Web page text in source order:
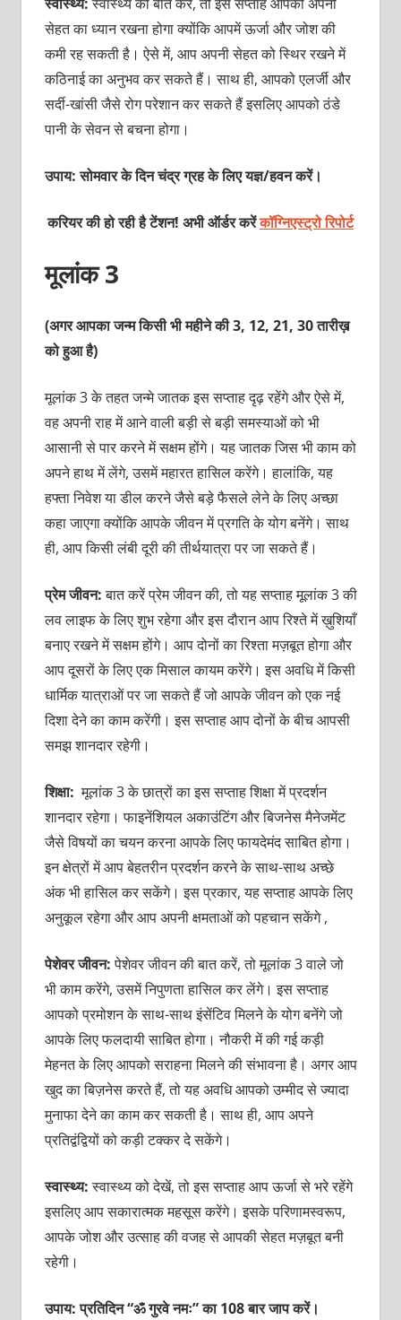
स्वास्थ्य:स्वास्थ्य की बात करें, तो इस सप्ताह आपको अपनी
सेहत का ध्यान रखना होगा क्योंकि आपमें ऊर्जा और जोश की
कमी रह सकती है। ऐसे में, आप अपनी सेहत को स्थिर रखने में
कठिनाई का अनुभव कर सकते हैं। साथ ही, आपको एलर्जी और
सर्दी-खांसी जैसे रोग परेशान कर सकते हैं इसलिए आपको ठंडे
पानी के सेवन से बचना होगा।
उपाय: सोमवार के दिन चंद्र ग्रह के लिए यज्ञ/हवन करें।
करियर की हो रही है टेंशन! अभी ऑर्डर करेंकॉग्निएस्ट्रो रिपोर्ट
मूलांक 3
(अगर आपका जन्म किसी भी महीने की 3, 12, 21, 30 तारीख़
को हुआ है)
मूलांक 3 के तहत जन्मे जातक इस सप्ताह दृढ़ रहेंगे और ऐसे में,
वह अपनी राह में आने वाली बड़ी से बड़ी समस्याओं को भी
आसानी से पार करने में सक्षम होंगे। यह जातक जिस भी काम को
अपने हाथ में लेंगे, उसमें महारत हासिल करेंगे। हालांकि, यह
हफ्ता निवेश या डील करने जैसे बड़े फैसले लेने के लिए अच्छा
कहा जाएगा क्योंकि आपके जीवन में प्रगति के योग बनेंगे। साथ
ही, आप किसी लंबी दूरी की तीर्थयात्रा पर जा सकते हैं।
प्रेम जीवन:बात करें प्रेम जीवन की, तो यह सप्ताह मूलांक 3 की
लव लाइफ के लिए शुभ रहेगा और इस दौरान आप रिश्ते में ख़ुशियाँ
बनाए रखने में सक्षम होंगे। आप दोनों का रिश्ता मज़बूत होगा और
आप दूसरों के लिए एक मिसाल कायम करेंगे। इस अवधि में किसी
धार्मिक यात्राओं पर जा सकते हैं जो आपके जीवन को एक नई
दिशा देने का काम करेंगी। इस सप्ताह आप दोनों के बीच आपसी
समझ शानदार रहेगी।
शिक्षा:मूलांक 3 के छात्रों का इस सप्ताह शिक्षा में प्रदर्शन
शानदार रहेगा। फाइनेंशियल अकाउंटिंग और बिजनेस मैनेजमेंट
जैसे विषयों का चयन करना आपके लिए फायदेमंद साबित होगा।
इन क्षेत्रों में आप बेहतरीन प्रदर्शन करने के साथ-साथ अच्छे
अंक भी हासिल कर सकेंगे। इस प्रकार, यह सप्ताह आपके लिए
अनुकूल रहेगा और आप अपनी क्षमताओं को पहचान सकेंगे ,
पेशेवर जीवन:पेशेवर जीवन की बात करें, तो मूलांक 3 वाले जो
भी काम करेंगे, उसमें निपुणता हासिल कर लेंगे। इस सप्ताह
आपको प्रमोशन के साथ-साथ इंसेंटिव मिलने के योग बनेंगे जो
आपके लिए फलदायी साबित होगा। नौकरी में की गई कड़ी
मेहनत के लिए आपको सराहना मिलने की संभावना है। अगर आप
खुद का बिज़नेस करते हैं, तो यह अवधि आपको उम्मीद से ज्यादा
मुनाफा देने का काम कर सकती है। साथ ही, आप अपने
प्रतिद्वंद्वियों को कड़ी टक्कर दे सकेंगे।
स्वास्थ्य:स्वास्थ्य को देखें, तो इस सप्ताह आप ऊर्जा से भरे रहेंगे
इसलिए आप सकारात्मक महसूस करेंगे। इसके परिणामस्वरूप,
आपके जोश और उत्साह की वजह से आपकी सेहत मज़बूत बनी
रहेगी।
उपाय: प्रतिदिन “ॐ गुरवे नमः” का 108 बार जाप करें।